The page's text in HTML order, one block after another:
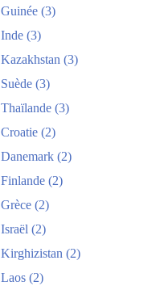
Guinée (3)
Inde (3)
Kazakhstan (3)
Suède (3)
Thaïlande (3)
Croatie (2)
Danemark (2)
Finlande (2)
Grèce (2)
Israël (2)
Kirghizistan (2)
Laos (2)